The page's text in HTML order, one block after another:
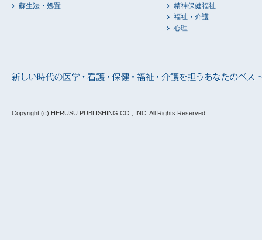
蘇生法・処置
精神保健福祉
福祉・介護
心理
Copyright (c) HERUSU PUBLISHING CO., INC. All Rights Reserved.